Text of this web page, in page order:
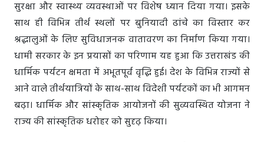
सुरक्षा और स्वास्थ्य व्यवस्थाओं पर विशेष ध्यान दिया गया। इसके
साथ ही विभिन्न तीर्थ स्थलों पर बुनियादी ढांचे का विस्तार कर
श्रद्धालुओं के लिए सुविधाजनक वातावरण का निर्माण किया गया।
धामी सरकार के इन प्रयासों का परिणाम यह हुआ कि उत्तराखंड की
धार्मिक पर्यटन क्षमता में अभूतपूर्व वृद्धि हुई। देश के विभिन्न राज्यों से
आने वाले तीर्थयात्रियों के साथ-साथ विदेशी पर्यटकों का भी आगमन
बढ़ा। धार्मिक और सांस्कृतिक आयोजनों की सुव्यवस्थित योजना ने
राज्य की सांस्कृतिक धरोहर को सुदृढ़ किया।